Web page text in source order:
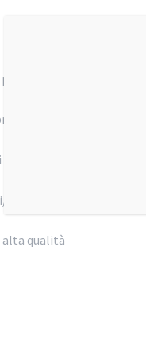
visivo
automatica.
alta qualità